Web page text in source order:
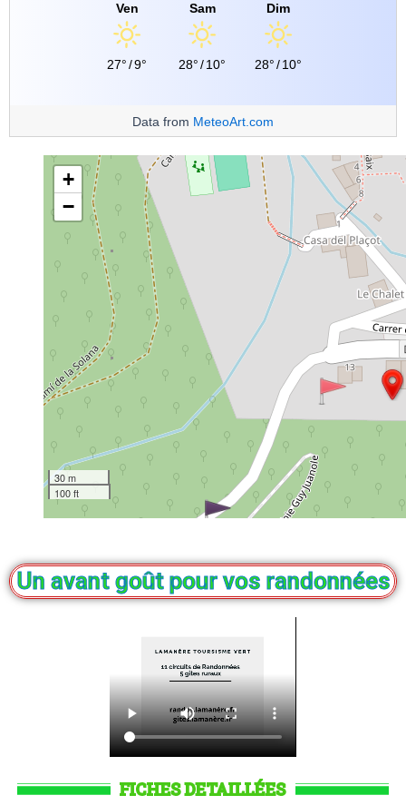
Ven
27°/9°
Sam
28°/10°
Dim
28°/10°
Data from MeteoArt.com
+
−
30 m
100 ft
Un avant goût pour vos randonnées
FICHES DETAILLÉES